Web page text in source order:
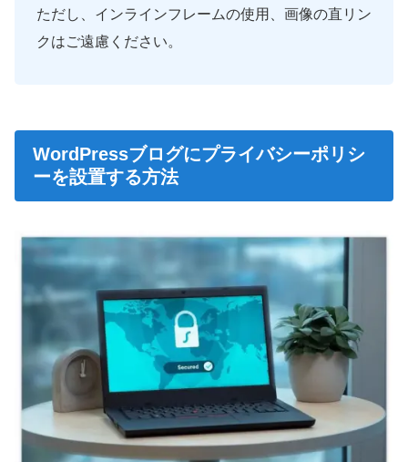
ただし、インラインフレームの使用、画像の直リン
クはご遠慮ください。
WordPressブログにプライバシーポリシ
ーを設置する方法